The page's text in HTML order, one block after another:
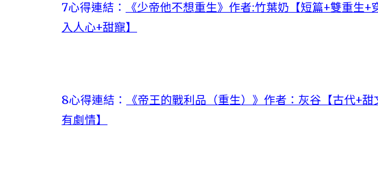
7心得連結：
《少帝他不想重生》作者:竹葉奶【短篇+雙重生
入人心+甜寵】
8心得連結：
《帝王的戰利品（重生）》作者：灰谷【古代+
有劇情】